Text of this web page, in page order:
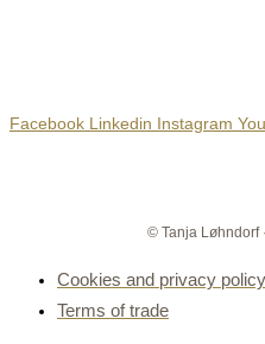
Facebook Linkedin Instagram
© Tanja Løhndorf
Cookies and privacy policy
Terms of trade